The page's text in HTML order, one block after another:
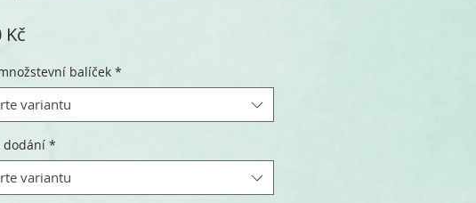
Kč
balíček *
variantu
dodání *
variantu